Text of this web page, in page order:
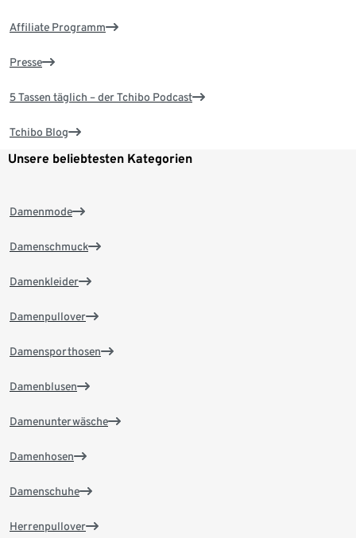
Affiliate Programm
Presse
5 Tassen täglich – der Tchibo Podcast
Tchibo Blog
Unsere beliebtesten Kategorien
Damenmode
Damenschmuck
Damenkleider
Damenpullover
Damensporthosen
Damenblusen
Damenunterwäsche
Damenhosen
Damenschuhe
Herrenpullover